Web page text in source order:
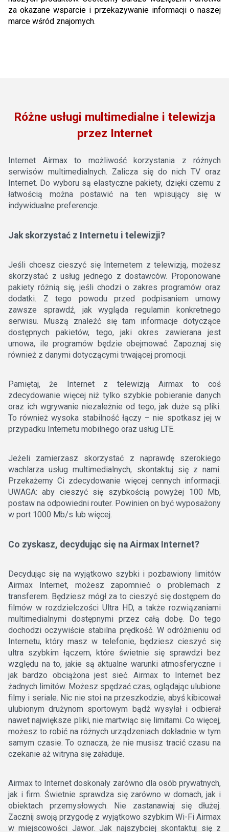
za okazane wsparcie i przekazywanie informacji o naszej
marce wśród znajomych.
Różne usługi multimedialne i telewizja
przez Internet
Internet Airmax to możliwość korzystania z różnych
serwisów multimedialnych. Zalicza się do nich TV oraz
Internet. Do wyboru są elastyczne pakiety, dzięki czemu z
łatwością można postawić na ten wpisujący się w
indywidualne preferencje.
Jak skorzystać z Internetu i telewizji?
Jeśli chcesz cieszyć się Internetem z telewizją, możesz
skorzystać z usług jednego z dostawców. Proponowane
pakiety różnią się, jeśli chodzi o zakres programów oraz
dodatki. Z tego powodu przed podpisaniem umowy
zawsze sprawdź, jak wygląda regulamin konkretnego
serwisu. Muszą znaleźć się tam informacje dotyczące
dostępnych pakietów, tego, jaki okres zawierana jest
umowa, ile programów będzie obejmować. Zapoznaj się
również z danymi dotyczącymi trwającej promocji.
Pamiętaj, że Internet z telewizją Airmax to coś
zdecydowanie więcej niż tylko szybkie pobieranie danych
oraz ich wgrywanie niezależnie od tego, jak duże są pliki.
To również wysoka stabilność łączy – nie spotkasz jej w
przypadku Internetu mobilnego oraz usług LTE.
Jeżeli zamierzasz skorzystać z naprawdę szerokiego
wachlarza usług multimedialnych, skontaktuj się z nami.
Przekażemy Ci zdecydowanie więcej cennych informacji.
UWAGA: aby cieszyć się szybkością powyżej 100 Mb,
postaw na odpowiedni router. Powinien on być wyposażony
w port 1000 Mb/s lub więcej.
Co zyskasz, decydując się na Airmax Internet?
Decydując się na wyjątkowo szybki i pozbawiony limitów
Airmax Internet, możesz zapomnieć o problemach z
transferem. Będziesz mógł za to cieszyć się dostępem do
filmów w rozdzielczości Ultra HD, a także rozwiązaniami
multimedialnymi dostępnymi przez całą dobę. Do tego
dochodzi oczywiście stabilna prędkość. W odróżnieniu od
Internetu, który masz w telefonie, będziesz cieszyć się
ultra szybkim łączem, które świetnie się sprawdzi bez
względu na to, jakie są aktualne warunki atmosferyczne i
jak bardzo obciążona jest sieć. Airmax to Internet bez
żadnych limitów. Możesz spędzać czas, oglądając ulubione
filmy i seriale. Nic nie stoi na przeszkodzie, abyś kibicował
ulubionym drużynom sportowym bądź wysyłał i odbierał
nawet największe pliki, nie martwiąc się limitami. Co więcej,
możesz to robić na różnych urządzeniach dokładnie w tym
samym czasie. To oznacza, że nie musisz tracić czasu na
czekanie aż witryna się załaduje.
Airmax to Internet doskonały zarówno dla osób prywatnych,
jak i firm. Świetnie sprawdza się zarówno w domach, jak i
obiektach przemysłowych. Nie zastanawiaj się dłużej.
Zacznij swoją przygodę z wyjątkowo szybkim Wi-Fi Airmax
w miejscowości Jawor. Jak najszybciej skontaktuj się z